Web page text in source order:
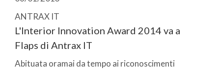
ANTRAX IT
L'Interior Innovation Award 2014 va a
Flaps di Antrax IT
Abituata oramai da tempo ai riconoscimenti